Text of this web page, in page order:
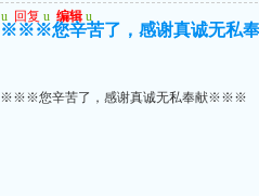
u 回复 u 编辑 u
※※※您辛苦了，感谢真诚无
※※※您辛苦了，感谢真诚无私奉献※※※